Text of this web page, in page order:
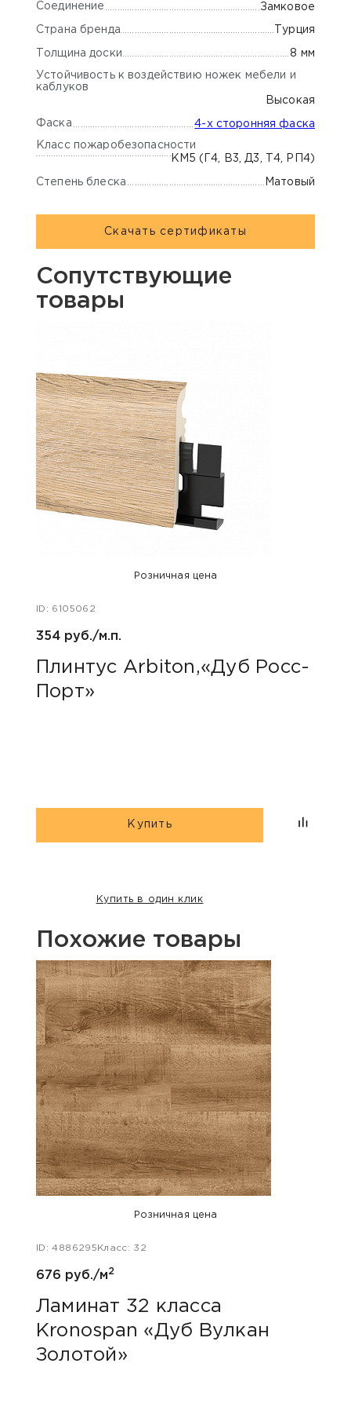
Соединение Замковое
Страна бренда Турция
Толщина доски 8 мм
Устойчивость к воздействию ножек мебели и
каблуков
Высокая
Фаска 4-х сторонняя фаска
Класс пожаробезопасности
КМ5 (Г4, В3, Д3, Т4, РП4)
Степень блеска Матовый
Скачать сертификаты
Сопутствующие
товары
Розничная цена
ID: 6105062
354 руб./м.п.
Плинтус Arbiton,«Дуб Росс-
Порт»
Купить
Купить в один клик
Похожие товары
Розничная цена
ID: 4886295 Класс: 32
676 руб./м2
Ламинат 32 класса
Kronospan «Дуб Вулкан
Золотой»